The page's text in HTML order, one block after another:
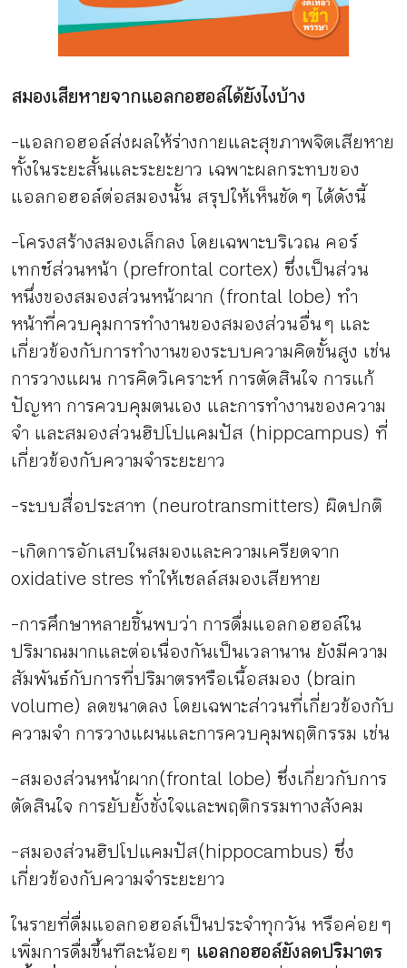
สมองเสียหายจากแอลกอฮอล์ได้ยังไงบ้าง
-แอลกอฮอล์ส่งผลให้ร่างกายและสุขภาพจิตเสียหาย
ทั้งในระยะสั้นและระยะยาว เฉพาะผลกระทบของ
แอลกอฮอล์ต่อสมองนั้น สรุปให้เห็นชัด ๆ ได้ดังนี้
-โครงสร้างสมองเล็กลง โดยเฉพาะบริเวณ คอร์
เทกซ์ส่วนหน้า (prefrontal cortex) ซึ่งเป็นส่วน
หนึ่งของสมองส่วนหน้าผาก (frontal lobe) ทำ
หน้าที่ควบคุมการทำงานของสมองส่วนอื่น ๆ และ
เกี่ยวข้องกับการทำงานของระบบความคิดขั้นสูง เช่น
การวางแผน การคิดวิเคราะห์ การตัดสินใจ การแก้
ปัญหา การควบคุมตนเอง และการทำงานของความ
จำ และสมองส่วนฮิปโปแคมปัส (hippcampus) ที่
เกี่ยวข้องกับความจำระยะยาว
-ระบบสื่อประสาท (neurotransmitters) ผิดปกติ
-เกิดการอักเสบในสมองและความเครียดจาก
oxidative stres ทำให้เซลล์สมองเสียหาย
-การศึกษาหลายชิ้นพบว่า การดื่มแอลกอฮอล์ใน
ปริมาณมากและต่อเนื่องกันเป็นเวลานาน ยังมีความ
สัมพันธ์กับการที่ปริมาตรหรือเนื้อสมอง (brain
volume) ลดขนาดลง โดยเฉพาะส่าวนที่เกี่ยวข้องกับ
ความจำ การวางแผนและการควบคุมพฤติกรรม เช่น
-สมองส่วนหน้าผาก (frontal lobe) ซึ่งเกี่ยวกับการ
ตัดสินใจ การยับยั้งชั่งใจและพฤติกรรมทางสังคม
-สมองส่วนฮิปโปแคมปัส (hippocambus) ซึ่ง
เกี่ยวข้องกับความจำระยะยาว
ในรายที่ดื่มแอลกอฮอล์เป็นประจำทุกวัน หรือค่อย ๆ
เพิ่มการดื่มขึ้นทีละน้อย ๆ แอลกอฮอล์ยังลดปริมาตร